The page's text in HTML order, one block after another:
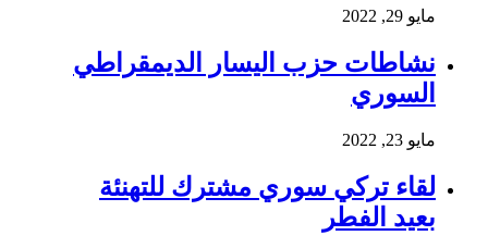
مايو 29, 2022
نشاطات حزب اليسار الديمقراطي
السوري
مايو 23, 2022
لقاء تركي سوري مشترك للتهنئة
بعيد الفطر